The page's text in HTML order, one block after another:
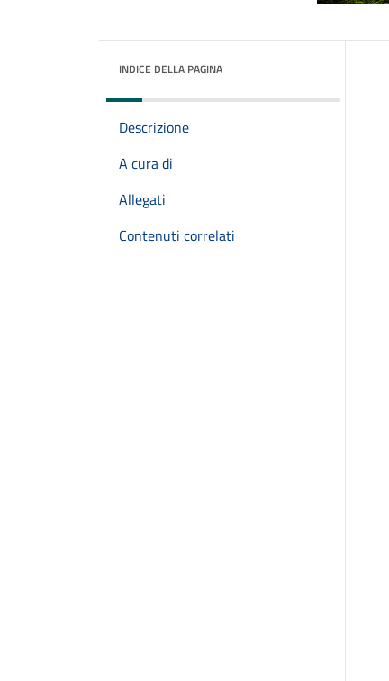
INDICE DELLA PAGINA
Descrizione
A cura di
Allegati
Contenuti correlati